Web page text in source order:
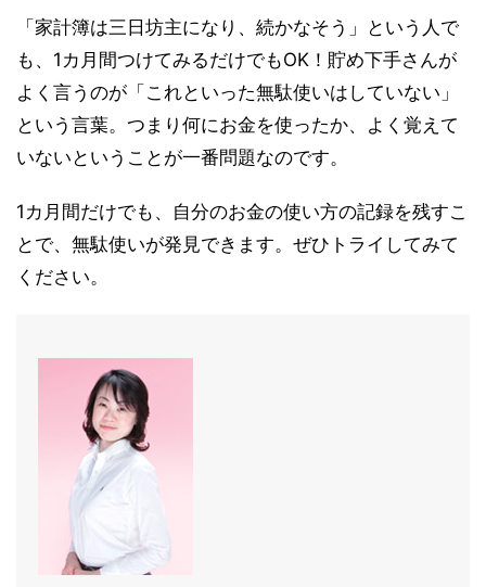
「家計簿は三日坊主になり、続かなそう」という人で
も、1カ月間つけてみるだけでもOK！貯め下手さんが
よく言うのが「これといった無駄使いはしていない」
という言葉。つまり何にお金を使ったか、よく覚えて
いないということが一番問題なのです。
1カ月間だけでも、自分のお金の使い方の記録を残すこ
とで、無駄使いが発見できます。ぜひトライしてみて
ください。